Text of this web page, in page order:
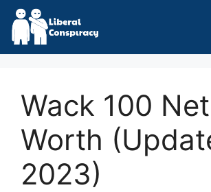
Skip
content
Wack 100 Net
Worth
2023)